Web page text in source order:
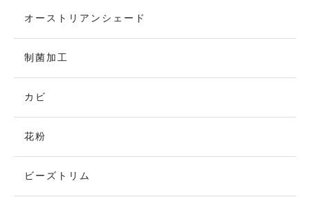
オーストリアンシェード
制菌加工
カビ
花粉
ビーズトリム